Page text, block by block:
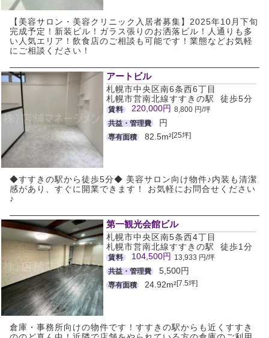
【美容サロン・美容クリニック入居者募集】2025年10月下旬
完成予定！新装ビル！ガラス張りのお洒落ビル！人通りも多
い人気エリア！飲食店のご相談も可能です！業態などお気軽
にご相談ください！
アートビル
札幌市中央区南6条西6丁目
札幌市営南北線すすきの駅 徒歩5分
賃料 220,000円 8,800 円/坪
共益・管理費
円
専有面積 82.5m²[25坪]
◆すすきの駅から徒歩5分◆ 美容サロン向け物件♪内装も清潔
感があり、すぐに開業できます！ お気軽にお問合せください
♪
第一観光会館ビル
札幌市中央区南5条西4丁目
札幌市営南北線すすきの駅 徒歩1分
賃料 104,500円 13,933 円/坪
共益・管理費
5,500円
専有面積 24.92m²[7.5坪]
倉庫・事務所向けの物件です！すすきの駅からも近くすすき